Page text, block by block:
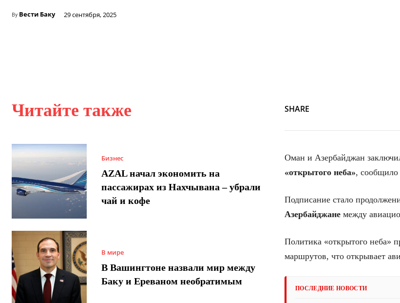
By Вести Баку 29 сентября, 2025
Читайте также
Бизнес
AZAL начал экономить на
пассажирах из Нахчывана – убрали
чай и кофе
В мире
В Вашингтоне назвали мир между
Баку и Ереваном необратимым
SHARE
Оман и Азербайджан
«открытого неба», сообщило
Подписание стало
Азербайджане между
Политика «открытого неба»
маршрутов, что открывает
ПОСЛЕДНИЕ НОВОСТИ